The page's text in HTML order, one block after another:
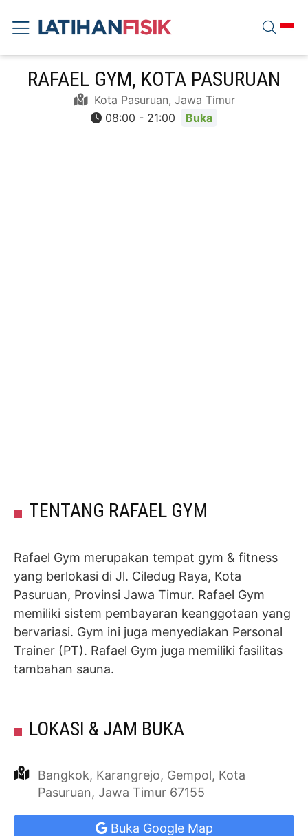
RAFAEL GYM, KOTA PASURUAN
Kota Pasuruan, Jawa Timur
08:00 - 21:00
Buka
TENTANG RAFAEL GYM
Rafael Gym merupakan tempat gym & fitness
yang berlokasi di Jl. Ciledug Raya, Kota
Pasuruan, Provinsi Jawa Timur. Rafael Gym
memiliki sistem pembayaran keanggotaan yang
bervariasi. Gym ini juga menyediakan Personal
Trainer (PT). Rafael Gym juga memiliki fasilitas
tambahan sauna.
LOKASI & JAM BUKA
Bangkok, Karangrejo, Gempol, Kota
Pasuruan, Jawa Timur 67155
Buka Google Map